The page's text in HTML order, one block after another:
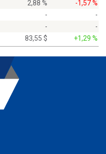
2,88 %
-1,57 %
-
-
-
-
83,55 $ +1,29 %